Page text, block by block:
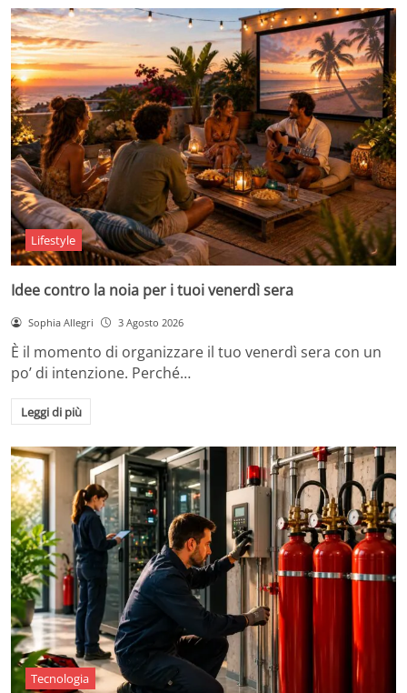
Lifestyle
Idee contro la noia per i tuoi venerdì sera
Sophia Allegri 3 Agosto 2026
È il momento di organizzare il tuo venerdì sera con un
po’ di intenzione. Perché…
Leggi di più
Tecnologia